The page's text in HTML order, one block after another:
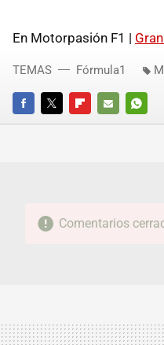
En Motorpasión F1 |
FACEBOOKTWITTERFLIPBOARD
E-
TEMAS Fórmula1
Comentarios